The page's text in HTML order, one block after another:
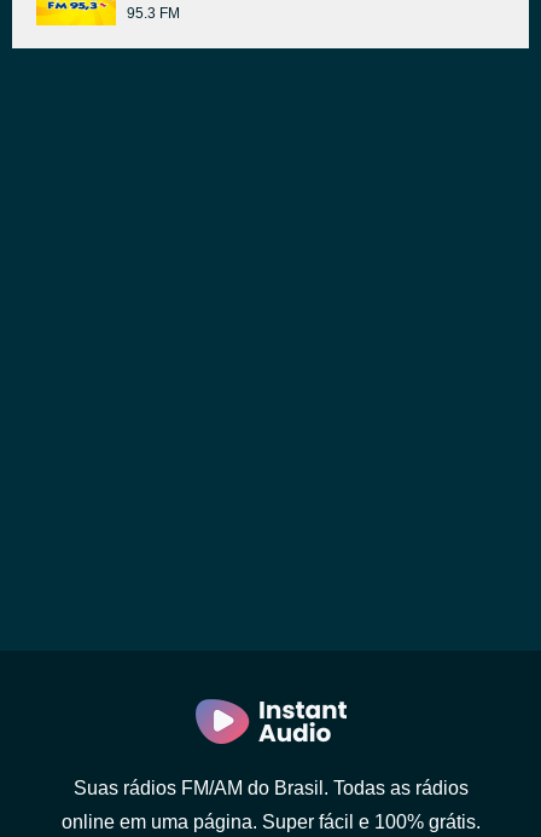
95.3 FM
Suas rádios FM/AM do Brasil. Todas as rádios
online em uma página. Super fácil e 100% grátis.